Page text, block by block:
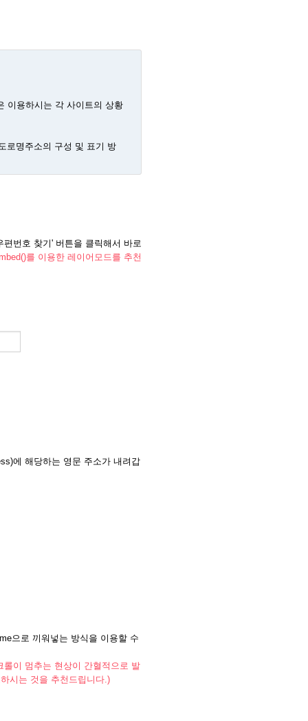
이용하시는 각 사이트의 상황
로명주소의 구성 및 표기 방
번호 찾기' 버튼을 클릭해서 바로
를 이용한 레이어모드를 추천
에 해당하는 영문 주소가 내려갑
으로 끼워넣는 방식을 이용할 수
이 멈추는 현상이 간혈적으로 발
시는 것을 추천드립니다.)